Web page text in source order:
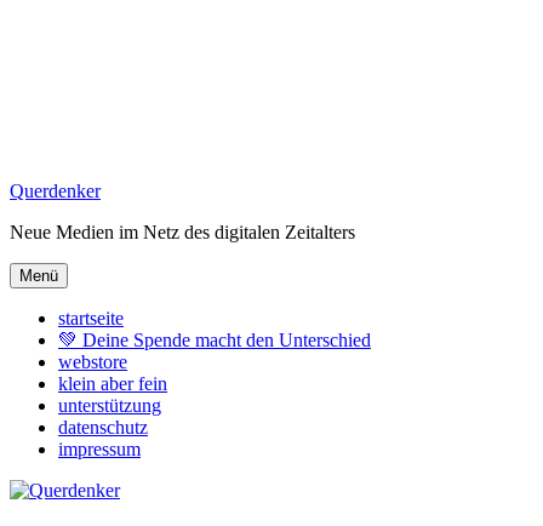
Zum
springen
Querdenker
Neue Medien im Netz des digitalen Zeitalters
Menü
startseite
💚 Deine Spende macht den Unterschied
webstore
klein aber fein
unterstützung
datenschutz
impressum